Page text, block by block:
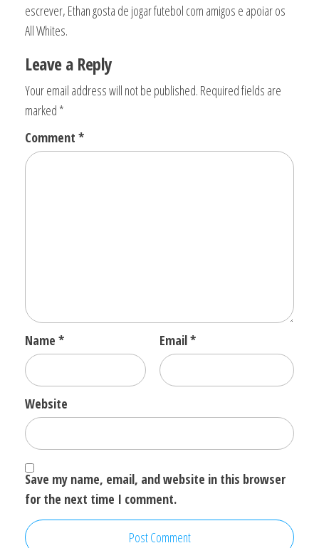
escrever, Ethan gosta de jogar futebol com amigos e apoiar os
All Whites.
Leave a Reply
Your email address will not be published. Required fields are
marked *
Comment *
Name * Email*
Website
Save my name, email, and website in this browser
for the next time I comment.